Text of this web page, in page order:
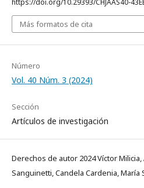
https://doi.org/10.29393/CHJAAS40-
Más formatos de cita
Número
Vol. 40 Núm. 3 (2024)
Sección
Artículos de investigación
Derechos de autor 2024 Víctor
Sanguinetti, Candela Cardenia, María